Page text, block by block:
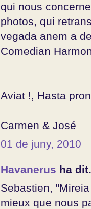
qui nous
photos, qui
vegada anem a
Comedian
Aviat !, Hasta
Carmen & José
01 de juny, 2010
Havanerus ha
Sebastien,
mieux que nous